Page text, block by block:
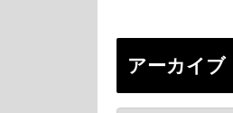
アーカイブ